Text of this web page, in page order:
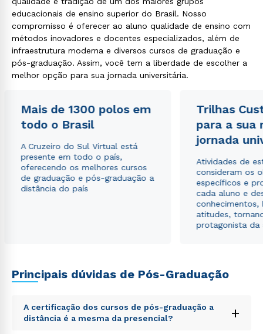
educacionais de ensino superior do Brasil. Nosso
compromisso é oferecer ao aluno qualidade de ensino com
métodos inovadores e docentes especializados, além de
infraestrutura moderna e diversos cursos de graduação e
pós-graduação. Assim, você tem a liberdade de escolher a
melhor opção para sua jornada universitária.
Mais de 1300 polos em
todo o Brasil
A Cruzeiro do Sul Virtual está
presente em todo o país,
oferecendo os melhores cursos
de graduação e pós-graduação a
distância do país
Trilhas
para a sua
jornada
Atividades de
consideram os
específicos e
cada aluno e
conhecimentos,
atitudes,
protagonista da
Principais dúvidas de Pós-Graduação
A certificação dos cursos de pós-graduação a
distância é a mesma da presencial?
+
ou
Política de Privacidade.e
autorizo que meus dados sejam utilizados para o